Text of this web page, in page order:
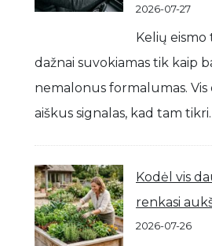
2026-07-27
Kelių eismo
dažnai suvokiamas tik kaip
nemalonus formalumas.
aiškus signalas, kad tam
Kodėl vis
renkasi
2026-07-26